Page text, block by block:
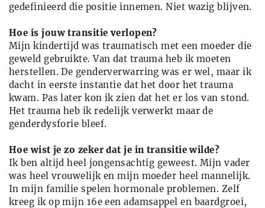
gedefinieerd die positie innemen. Niet wazig blijven.
Hoe is jouw transitie verlopen?
Mijn kindertijd was traumatisch met een moeder die
geweld gebruikte. Van dat trauma heb ik moeten
herstellen. De genderverwarring was er wel, maar ik
dacht in eerste instantie dat het door het trauma
kwam. Pas later kon ik zien dat het er los van stond.
Het trauma heb ik redelijk verwerkt maar de
genderdysforie bleef.
Hoe wist je zo zeker dat je in transitie wilde?
Ik ben altijd heel jongensachtig geweest. Mijn vader
was heel vrouwelijk en mijn moeder heel mannelijk.
In mijn familie spelen hormonale problemen. Zelf
kreeg ik op mijn 16e een adamsappel en baardgroei,